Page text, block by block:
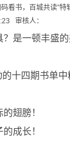
看书，百城共读”特
审核人：
是一顿丰盛
十四期书单
翅膀！
成长！